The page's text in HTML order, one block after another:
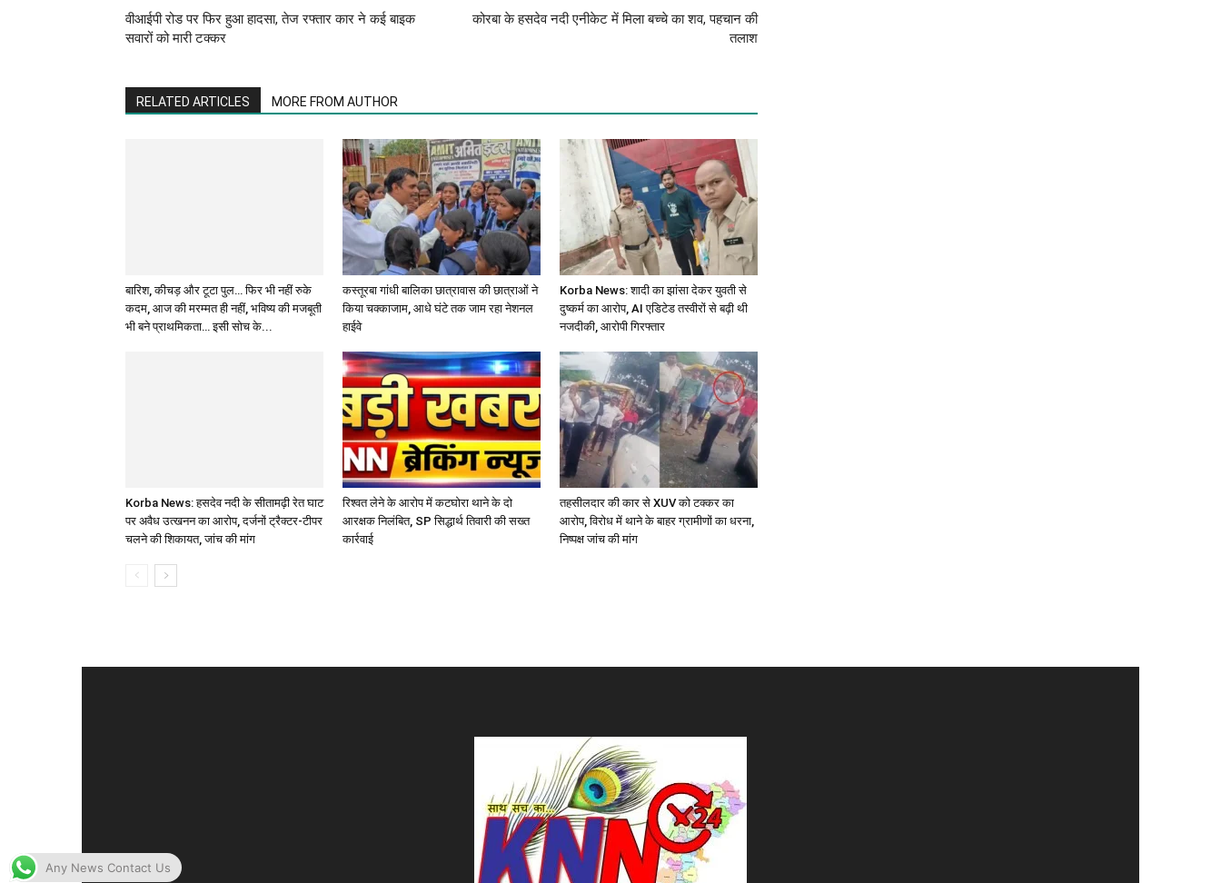
वीआईपी रोड पर फिर हुआ हादसा, तेज रफ्तार कार ने कई बाइक
सवारों को मारी टक्कर
कोरबा के हसदेव नदी एनीकेट में मिला बच्चे का शव, पहचान की
तलाश
RELATED ARTICLES MORE FROM AUTHOR
बारिश, कीचड़ और टूटा पुल… फिर भी नहीं रुके
कदम, आज की मरम्मत ही नहीं, भविष्य की मजबूती
भी बने प्राथमिकता… इसी सोच के...
कस्तूरबा गांधी बालिका छात्रावास की छात्राओं ने
किया चक्काजाम, आधे घंटे तक जाम रहा नेशनल
हाईवे
Korba News: शादी का झांसा देकर युवती से
दुष्कर्म का आरोप, AI एडिटेड तस्वीरों से बढ़ी थी
नजदीकी, आरोपी गिरफ्तार
Korba News: हसदेव नदी के सीतामढ़ी रेत घाट
पर अवैध उत्खनन का आरोप, दर्जनों ट्रैक्टर-टीपर
चलने की शिकायत, जांच की मांग
रिश्वत लेने के आरोप में कटघोरा थाने के दो
आरक्षक निलंबित, SP सिद्धार्थ तिवारी की सख्त
कार्रवाई
तहसीलदार की कार से XUV को टक्कर का
आरोप, विरोध में थाने के बाहर ग्रामीणों का धरना,
निष्पक्ष जांच की मांग
Any News Contact Us